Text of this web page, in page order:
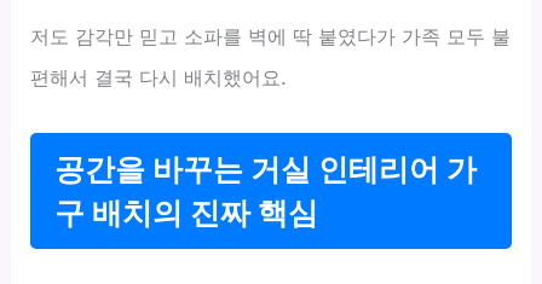
저도 감각만 믿고 소파를 벽에 딱 붙였다가 가족 모두 불
편해서 결국 다시 배치했어요.
공간을 바꾸는 거실 인테리어 가
구 배치의 진짜 핵심